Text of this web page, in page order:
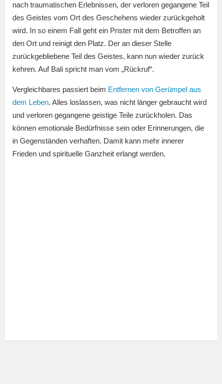
nach traumatischen Erlebnissen, der verloren gegangene Teil
des Geistes vom Ort des Geschehens wieder zurückgeholt
wird. In so einem Fall geht ein Prister mit dem Betroffen an
den Ort und reinigt den Platz. Der an dieser Stelle
zurückgebliebene Teil des Geistes, kann nun wieder zurück
kehren. Auf Bali spricht man vom „Rückruf“.
Vergleichbares passiert beim Entfernen von Gerümpel aus
dem Leben. Alles loslassen, was nicht länger gebraucht wird
und verloren gegangene geistige Teile zurückholen. Das
können emotionale Bedürfnisse sein oder Erinnerungen, die
in Gegenständen verhaften. Damit kann mehr innerer
Frieden und spirituelle Ganzheit erlangt werden.